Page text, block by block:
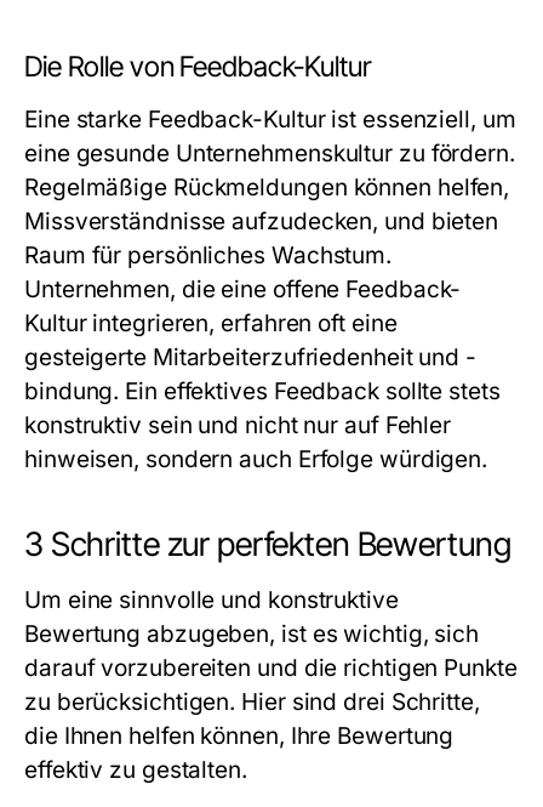
Die Rolle von Feedback-Kultur
Eine starke Feedback-Kultur ist essenziell, um
eine gesunde Unternehmenskultur zu fördern.
Regelmäßige Rückmeldungen können helfen,
Missverständnisse aufzudecken, und bieten
Raum für persönliches Wachstum.
Unternehmen, die eine offene Feedback-
Kultur integrieren, erfahren oft eine
gesteigerte Mitarbeiterzufriedenheit und -
bindung. Ein effektives Feedback sollte stets
konstruktiv sein und nicht nur auf Fehler
hinweisen, sondern auch Erfolge würdigen.
3 Schritte zur perfekten Bewertung
Um eine sinnvolle und konstruktive
Bewertung abzugeben, ist es wichtig, sich
darauf vorzubereiten und die richtigen Punkte
zu berücksichtigen. Hier sind drei Schritte,
die Ihnen helfen können, Ihre Bewertung
effektiv zu gestalten.